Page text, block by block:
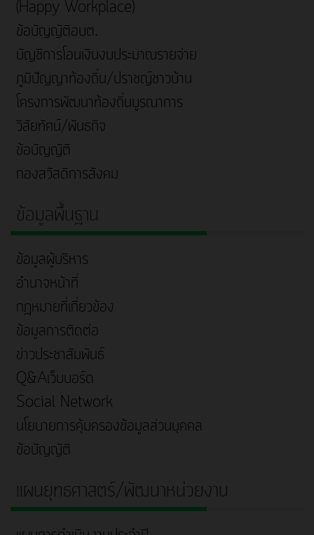
(Happy Workplace)
ข้อบัญญัติอบต.
บัญชีการโอนเงินงบประมาณรายจ่าย
ภูมิปัญญาท้องถิ่น/ปราชญ์ชาวบ้าน
โครงการพัฒนาท้องถิ่นบูรณาการ
วิสัยทัศน์/พันธกิจ
ข้อบัญญัติ
กองสวัสดิการสังคม
ข้อมูลพื้นฐาน
ข้อมูลผู้บริหาร
อำนาจหน้าที่
กฎหมายที่เกี่ยวข้อง
ข้อมูลการติดต่อ
ข่าวประชาสัมพันธ์
Q&Aเว็บบอร์ด
Social Network
นโยบายการคุ้มครองข้อมูลส่วนบุคคล
ข้อบัญญัติ
แผนยุทธศาสตร์/พัฒนาหน่วยงาน